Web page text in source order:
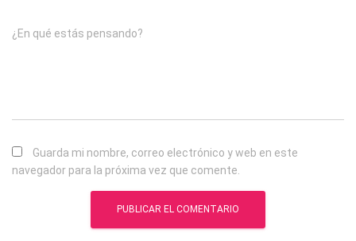
¿En qué estás pensando?
Guarda mi nombre, correo electrónico y web en este
navegador para la próxima vez que comente.